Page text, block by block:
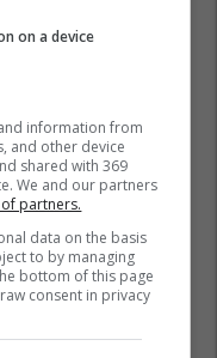
on a device
information from
and other device
shared with 369
We and our partners
of partners.
data on the basis
to by managing
bottom of this page
consent in privacy